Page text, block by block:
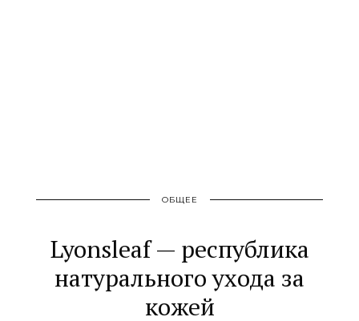
ОБЩЕЕ
Lyonsleaf — республика
натурального ухода за
кожей